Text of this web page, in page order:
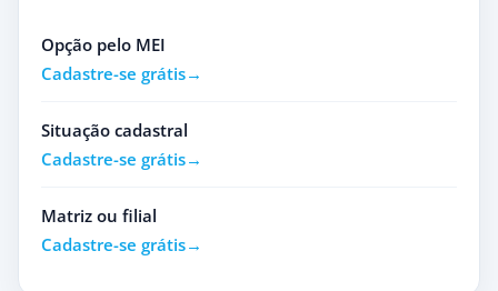
Opção pelo MEI
Cadastre-se grátis
Situação cadastral
Cadastre-se grátis
Matriz ou filial
Cadastre-se grátis